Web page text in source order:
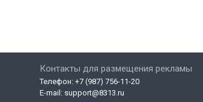
Контакты для размещения рекламы
Телефон: +7 (987) 756-11-20
E-mail: support@8313.ru